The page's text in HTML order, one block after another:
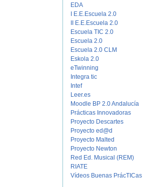
EDA
I E.E.Escuela 2.0
II E.E.Escuela 2.0
Escuela TIC 2.0
Escuela 2.0
Escuela 2.0 CLM
Eskola 2.0
eTwinning
Integra tic
Intef
Leer.es
Moodle BP 2.0 Andalucía
Prácticas Innovadoras
Proyecto Descartes
Proyecto ed@d
Proyecto Malted
Proyecto Newton
Red Ed. Musical (REM)
RIATE
Vídeos Buenas PrácTICas